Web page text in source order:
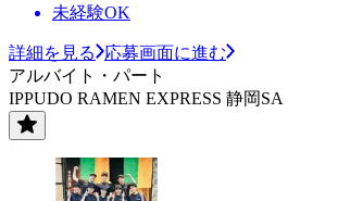
未経験OK
詳細を見る
応募画面に進む
アルバイト・パート
IPPUDO RAMEN EXPRESS 静岡SA